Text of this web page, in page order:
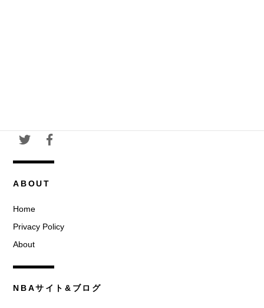
ABOUT
Home
Privacy Policy
About
NBAサイト&ブログ